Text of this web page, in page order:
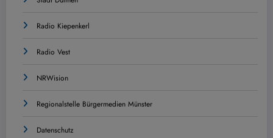
Radio Kiepenkerl
Radio Vest
NRWision
Regionalstelle Bürgermedien Münster
Datenschutz